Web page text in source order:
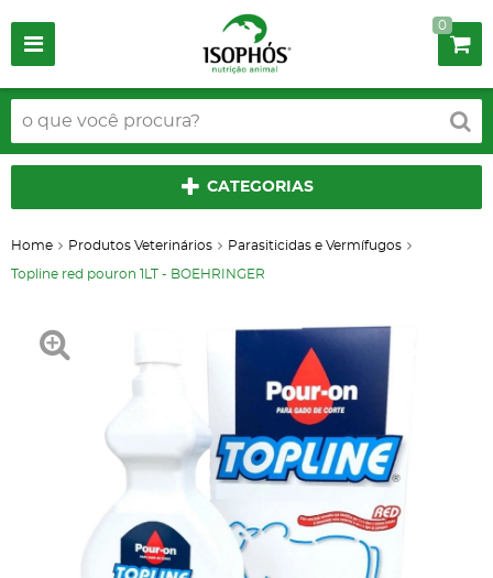
0
CATEGORIAS
Home Produtos Veterinários Parasiticidas e Vermífugos
Topline red pouron 1LT - BOEHRINGER